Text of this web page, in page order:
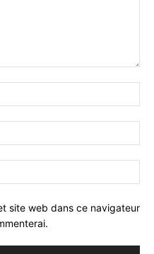
:*
:*
:
site web dans ce navigateur